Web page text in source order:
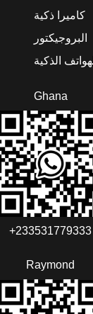
كاميرا ذكية
البروجيكتور
الذكية
Ghana
+233531779333
Raymond